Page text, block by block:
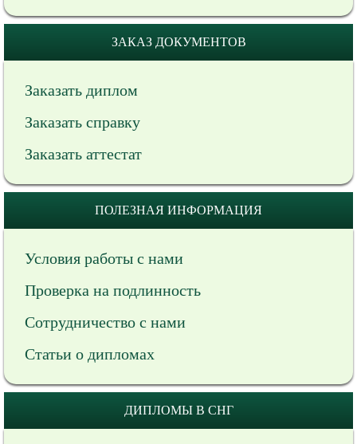
ЗАКАЗ ДОКУМЕНТОВ
Заказать диплом
Заказать справку
Заказать аттестат
ПОЛЕЗНАЯ ИНФОРМАЦИЯ
Условия работы с нами
Проверка на подлинность
Сотрудничество с нами
Статьи о дипломах
ДИПЛОМЫ В СНГ